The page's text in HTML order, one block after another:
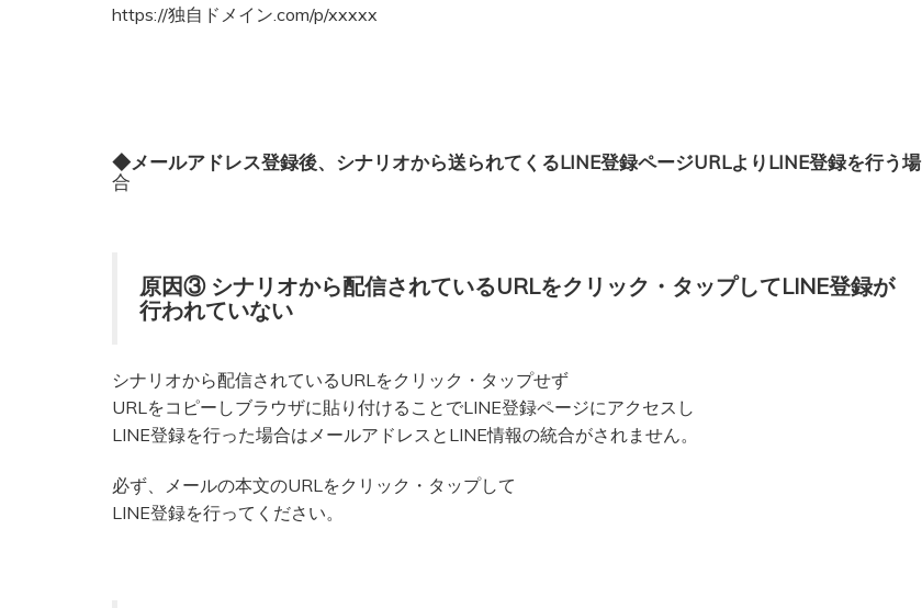
https://独自ドメイン.com/p/xxxxx
◆メールアドレス登録後、シナリオから送られてくるLINE登録ページURLよりLINE登録を行う場
合
原因③ シナリオから配信されているURLをクリック・タップしてLINE登録が
行われていない
シナリオから配信されているURLをクリック・タップせず
URLをコピーしブラウザに貼り付けることでLINE登録ページにアクセスし
LINE登録を行った場合はメールアドレスとLINE情報の統合がされません。
必ず、メールの本文のURLをクリック・タップして
LINE登録を行ってください。